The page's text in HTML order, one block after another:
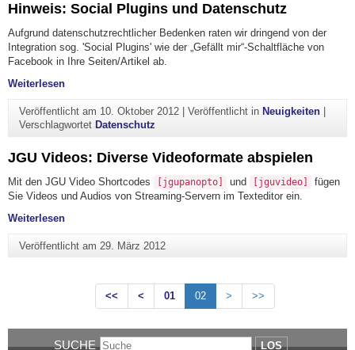
Hinweis: Social Plugins und Datenschutz
Aufgrund datenschutzrechtlicher Bedenken raten wir dringend von der
Integration sog. 'Social Plugins' wie der „Gefällt mir“-Schaltfläche von
Facebook in Ihre Seiten/Artikel ab.
Weiterlesen"Hinweis: Social Plugins und Datenschutz"
Veröffentlicht am 10. Oktober 2012| Veröffentlicht in Neuigkeiten|
Verschlagwortet Datenschutz
JGU Videos: Diverse Videoformate abspielen
Mit den JGU Video Shortcodes [jgupanopto] und [jguvideo]
fügen
Sie Videos und Audios von Streaming-Servern im Texteditor ein.
Weiterlesen"JGU Videos: Diverse Videoformate abspielen"
Veröffentlicht am 29. März 2012
<< < 01 02 > >>
SUCHE LOS